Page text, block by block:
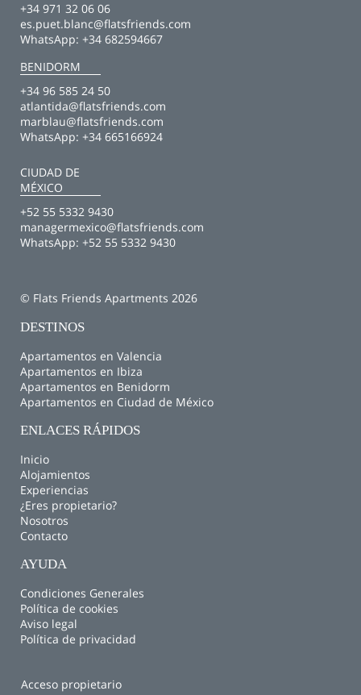
+34 971 32 06 06
es.puet.blanc@flatsfriends.com
WhatsApp: +34 682594667
BENIDORM
+34 96 585 24 50
atlantida@flatsfriends.com
marblau@flatsfriends.com
WhatsApp: +34 665166924
CIUDAD DE
MÉXICO
+52 55 5332 9430
managermexico@flatsfriends.com
WhatsApp: +52 55 5332 9430
© Flats Friends Apartments 2026
DESTINOS
Apartamentos en Valencia
Apartamentos en Ibiza
Apartamentos en Benidorm
Apartamentos en Ciudad de México
ENLACES RÁPIDOS
Inicio
Alojamientos
Experiencias
¿Eres propietario?
Nosotros
Contacto
AYUDA
Condiciones Generales
Política de cookies
Aviso legal
Política de privacidad
Acceso propietario